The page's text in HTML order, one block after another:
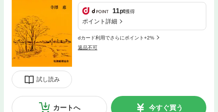
試し読み
11pt獲得
ポイント詳細
dカード利用でさらにポイント+2%
返品不可
カートへ 今すぐ買う